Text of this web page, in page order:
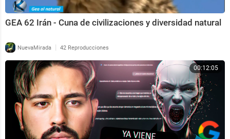
GEA 62 Irán - Cuna de civilizaciones y diversidad natural
NuevaMirada | 42 Reproducciones
00:12:05